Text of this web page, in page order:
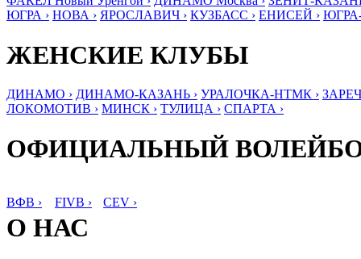
ЮГРА › НОВА › ЯРОСЛАВИЧ › КУЗБАСС › ЕНИСЕЙ ›
ЖЕНСКИЕ КЛУБЫ
ДИНАМО › ДИНАМО-КАЗАНЬ › УРАЛОЧКА-НТМК ›
ЛОКОМОТИВ › МИНСК › ТУЛИЦА › СПАРТА ›
ОФИЦИАЛЬНЫЙ
ВФВ › FIVB › CEV ›
О НАС